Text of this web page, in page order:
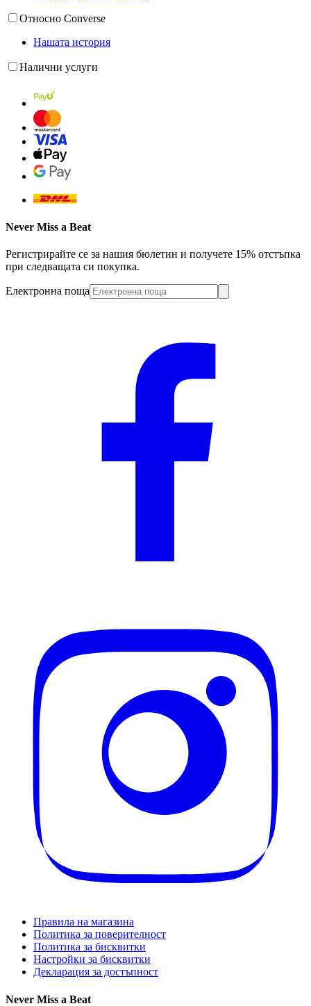
Относно Converse
Нашата история
Налични услуги
Never Miss a Beat
Регистрирайте се за нашия бюлетин и получете 15% отстъпка
при следващата си покупка.
Електронна поща
Правила на магазина
Политика за поверителност
Политика за бисквитки
Настройки за бисквитки
Декларация за достъпност
Never Miss a Beat